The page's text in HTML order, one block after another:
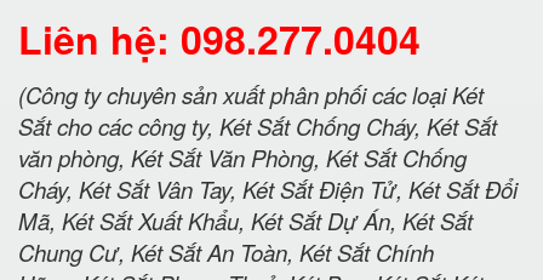
Liên hệ: 098.277.0404
(Công ty chuyên sản xuất phân phối các loại Két
Sắt cho các công ty, Két Sắt Chống Cháy, Két Sắt
văn phòng, Két Sắt Văn Phòng, Két Sắt Chống
Cháy, Két Sắt Vân Tay, Két Sắt Điện Tử, Két Sắt Đổi
Mã, Két Sắt Xuất Khẩu, Két Sắt Dự Án, Két Sắt
Chung Cư, Két Sắt An Toàn, Két Sắt Chính